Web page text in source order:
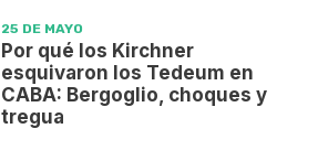
25 DE MAYO
Por qué los Kirchner
esquivaron los Tedeum en
CABA: Bergoglio, choques y
tregua